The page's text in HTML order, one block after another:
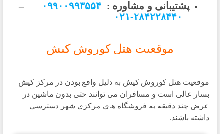
پشتیبانی و مشاوره : ۰۹۹۰۰۹۹۳۵۵۴
–
۲۸۴۲۲۸۴۴۰-۰۲۱
موقعیت هتل کوروش کیش
موقعیت هتل کوروش کیش به دلیل واقع بودن در مرکز کیش
بسار عالی است و مسافران می توانند حتی بدون ماشین در
عرض چند دقیقه به فروشگاه های مرکزی شهر دسترسی
داشته باشند.